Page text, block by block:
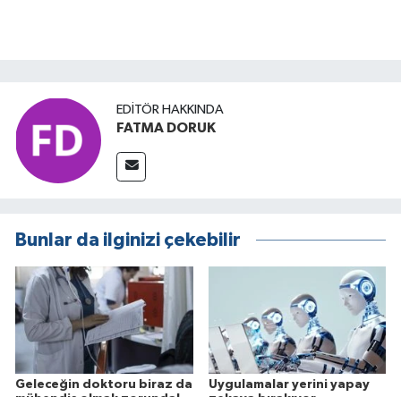
EDITÖR HAKKINDA
FATMA DORUK
Bunlar da ilginizi çekebilir
Geleceğin doktoru biraz da
Uygulamalar yerini yapay